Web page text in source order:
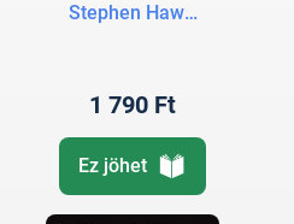
Stephen Hawking
1 790 Ft
Ez jöhet